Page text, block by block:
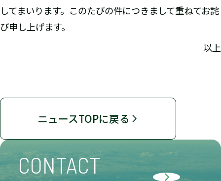
してまいります。このたびの件につきまして重ねてお詫
び申し上げます。
以上
ニュースTOPに戻る
CONTACT